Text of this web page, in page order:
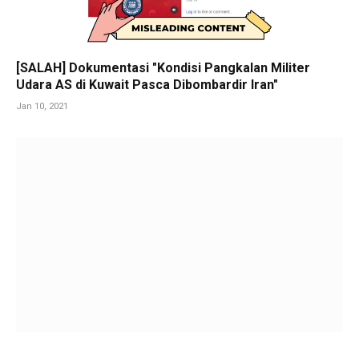
[SALAH] Dokumentasi "Kondisi Pangkalan Militer
Udara AS di Kuwait Pasca Dibombardir Iran"
Jan 10, 2021